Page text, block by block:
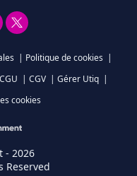
| Politique de cookies |
CGU | CGV | Gérer Utiq |
cookies
- 2026
Reserved